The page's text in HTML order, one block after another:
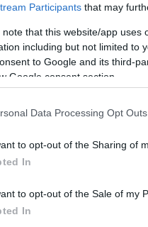
Participants that may
note that this website/app
including but not limited to
to Google and its third-
Google consent section.
Data Processing Opt Outs
to opt-out of the Sharing of
In
to opt-out of the Sale of my
In